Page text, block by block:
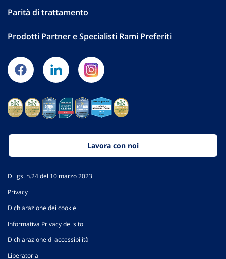
Parità di trattamento
Prodotti Partner e Specialisti Rami Preferiti
Lavora con noi
D. lgs. n.24 del 10 marzo 2023
Privacy
Dichiarazione dei cookie
Informativa Privacy del sito
Dichiarazione di accessibilità
Liberatoria